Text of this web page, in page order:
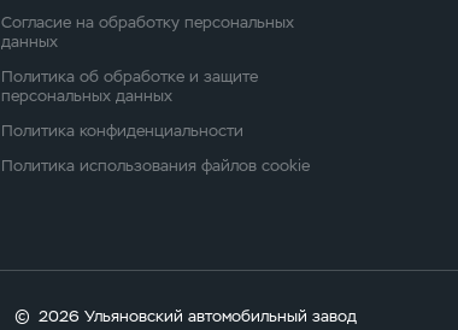
Согласие на обработку персональных
данных
Политика об обработке и защите
персональных данных
Политика конфиденциальности
Политика использования файлов cookie
© 2026 Ульяновский автомобильный завод